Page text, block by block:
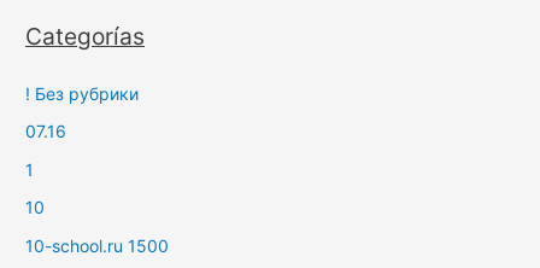
Categorías
! Без рубрики
07.16
1
10
10-school.ru 1500